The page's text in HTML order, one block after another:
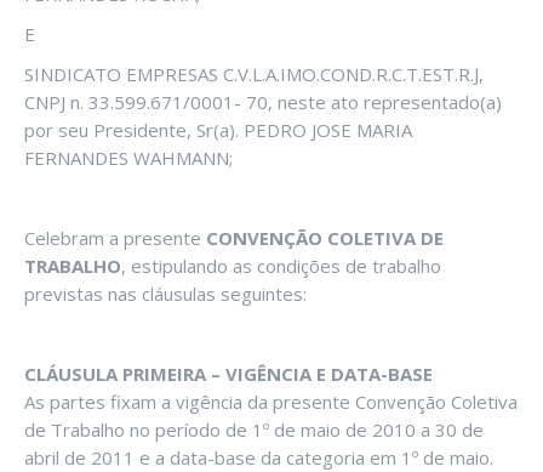
E
SINDICATO EMPRESAS C.V.L.A.IMO.COND.R.C.T.EST.R.J,
CNPJ n. 33.599.671/0001- 70, neste ato representado(a)
por seu Presidente, Sr(a). PEDRO JOSE MARIA
FERNANDES WAHMANN;
Celebram a presente CONVENÇÃO COLETIVA DE
TRABALHO, estipulando as condições de trabalho
previstas nas cláusulas seguintes:
CLÁUSULA PRIMEIRA – VIGÊNCIA E DATA-BASE
As partes fixam a vigência da presente Convenção Coletiva
de Trabalho no período de 1º de maio de 2010 a 30 de
abril de 2011 e a data-base da categoria em 1º de maio.